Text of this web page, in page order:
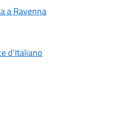
a Ravenna
d'Italiano